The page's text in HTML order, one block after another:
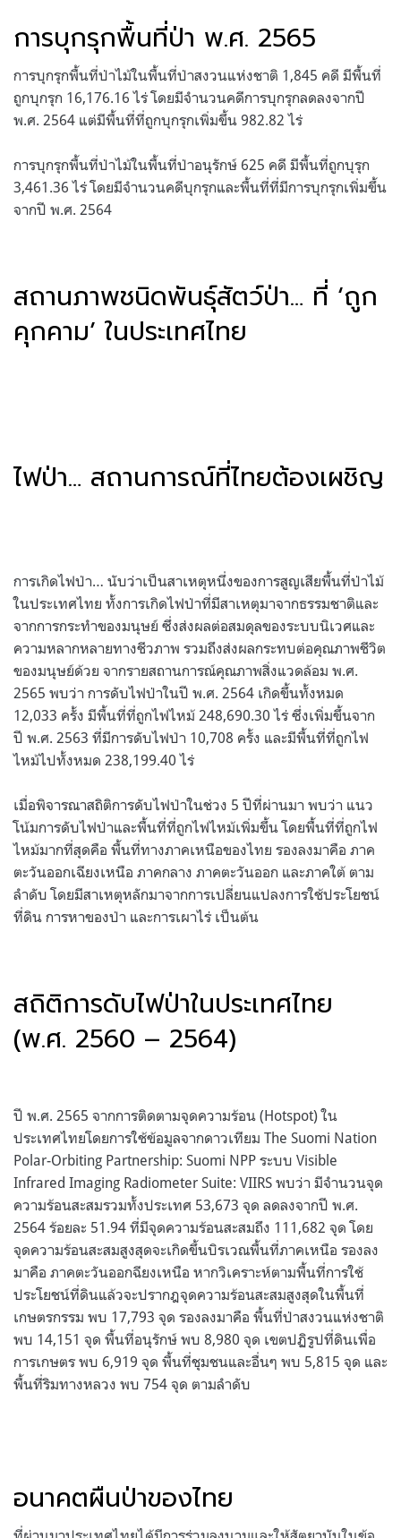
การบุกรุกพื้นที่ป่า พ.ศ. 2565
การบุกรุกพื้นที่ป่าไม้ในพื้นที่ป่าสงวนแห่งชาติ 1,845 คดี มีพื้นที่
ถูกบุกรุก 16,176.16 ไร่ โดยมีจำนวนคดีการบุกรุกลดลงจากปี
พ.ศ. 2564 แต่มีพื้นที่ที่ถูกบุกรุกเพิ่มขึ้น 982.82 ไร่
การบุกรุกพื้นที่ป่าไม้ในพื้นที่ป่าอนุรักษ์ 625 คดี มีพื้นที่ถูกบุรุก
3,461.36 ไร่ โดยมีจำนวนคดีบุกรุกและพื้นที่ที่มีการบุกรุกเพิ่มขึ้น
จากปี พ.ศ. 2564
สถานภาพชนิดพันธุ์สัตว์ป่า… ที่ ‘ถูก
คุกคาม’ ในประเทศไทย
ไฟป่า… สถานการณ์ที่ไทยต้องเผชิญ
การเกิดไฟป่า… นับว่าเป็นสาเหตุหนึ่งของการสูญเสียพื้นที่ป่าไม้
ในประเทศไทย ทั้งการเกิดไฟป่าที่มีสาเหตุมาจากธรรมชาติและ
จากการกระทำของมนุษย์ ซึ่งส่งผลต่อสมดุลของระบบนิเวศและ
ความหลากหลายทางชีวภาพ รวมถึงส่งผลกระทบต่อคุณภาพชีวิต
ของมนุษย์ด้วย จากรายสถานการณ์คุณภาพสิ่งแวดล้อม พ.ศ.
2565 พบว่า การดับไฟป่าในปี พ.ศ. 2564 เกิดขึ้นทั้งหมด
12,033 ครั้ง มีพื้นที่ที่ถูกไฟไหม้ 248,690.30 ไร่ ซึ่งเพิ่มขึ้นจาก
ปี พ.ศ. 2563 ที่มีการดับไฟป่า 10,708 ครั้ง และมีพื้นที่ที่ถูกไฟ
ไหม้ไปทั้งหมด 238,199.40 ไร่
เมื่อพิจารณาสถิติการดับไฟป่าในช่วง 5 ปีที่ผ่านมา พบว่า แนว
โน้มการดับไฟป่าและพื้นที่ที่ถูกไฟไหม้เพิ่มขึ้น โดยพื้นที่ที่ถูกไฟ
ไหม้มากที่สุดคือ พื้นที่ทางภาคเหนือของไทย รองลงมาคือ ภาค
ตะวันออกเฉียงเหนือ ภาคกลาง ภาคตะวันออก และภาคใต้ ตาม
ลำดับ โดยมีสาเหตุหลักมาจากการเปลี่ยนแปลงการใช้ประโยชน์
ที่ดิน การหาของป่า และการเผาไร่ เป็นต้น
สถิติการดับไฟป่าในประเทศไทย
(พ.ศ. 2560 – 2564)
ปี พ.ศ. 2565 จากการติดตามจุดความร้อน (Hotspot) ใน
ประเทศไทยโดยการใช้ข้อมูลจากดาวเทียม The Suomi Nation
Polar-Orbiting Partnership: Suomi NPP ระบบ Visible
Infrared Imaging Radiometer Suite: VIIRS พบว่า มีจำนวนจุด
ความร้อนสะสมรวมทั้งประเทศ 53,673 จุด ลดลงจากปี พ.ศ.
2564 ร้อยละ 51.94 ที่มีจุดความร้อนสะสมถึง 111,682 จุด โดย
จุดความร้อนสะสมสูงสุดจะเกิดขึ้นบิรเวณพื้นที่ภาคเหนือ รองลง
มาคือ ภาคตะวันออกฉียงเหนือ หากวิเคราะห์ตามพื้นที่การใช้
ประโยชน์ที่ดินแล้วจะปรากฎจุดความร้อนสะสมสูงสุดในพื้นที่
เกษตรกรรม พบ 17,793 จุด รองลงมาคือ พื้นที่ป่าสงวนแห่งชาติ
พบ 14,151 จุด พื้นที่อนุรักษ์ พบ 8,980 จุด เขตปฏิรูปที่ดินเพื่อ
การเกษตร พบ 6,919 จุด พื้นที่ชุมชนและอื่นๆ พบ 5,815 จุด และ
พื้นที่ริมทางหลวง พบ 754 จุด ตามลำดับ
อนาคตผืนป่าของไทย